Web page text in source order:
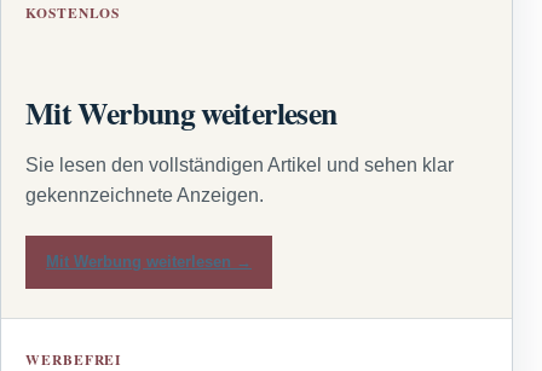
KOSTENLOS
Mit Werbung weiterlesen
Sie lesen den vollständigen Artikel und sehen klar
gekennzeichnete Anzeigen.
Mit Werbung weiterlesen →
WERBEFREI